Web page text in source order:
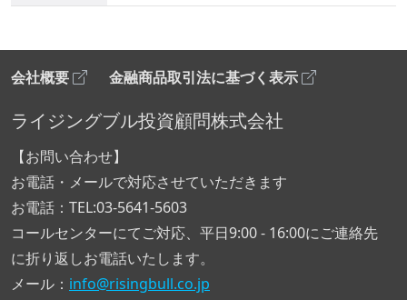
ライジングブル投資顧問株式会社
【お問い合わせ】
お電話・メールで対応させていただきます
お電話：TEL:03-5641-5603
コールセンターにてご対応、平日9:00 - 16:00にご連絡先
に折り返しお電話いたします。
メール： info@risingbull.co.jp
会社概要 金融商品取引法に基づく表示